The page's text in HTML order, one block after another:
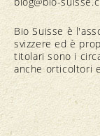
Bio Suisse è
svizzere ed è
titolari sono i
anche orticoltori